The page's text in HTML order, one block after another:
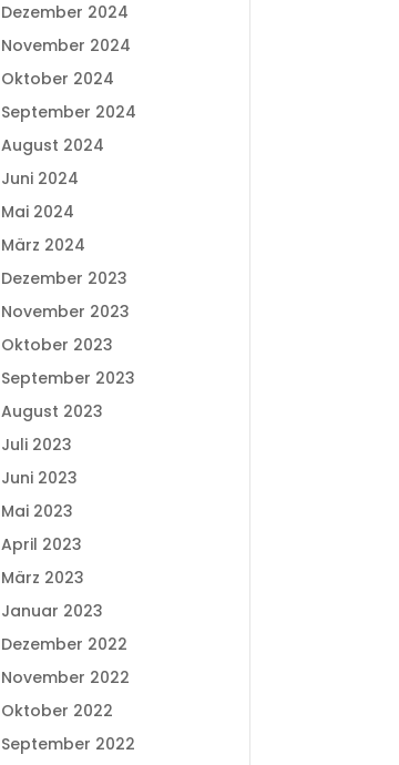
Dezember 2024
November 2024
Oktober 2024
September 2024
August 2024
Juni 2024
Mai 2024
März 2024
Dezember 2023
November 2023
Oktober 2023
September 2023
August 2023
Juli 2023
Juni 2023
Mai 2023
April 2023
März 2023
Januar 2023
Dezember 2022
November 2022
Oktober 2022
September 2022